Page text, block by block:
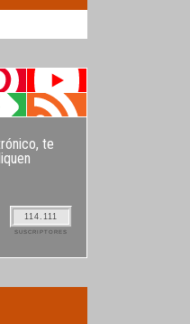
te
114.111
SUSCRIPTORES